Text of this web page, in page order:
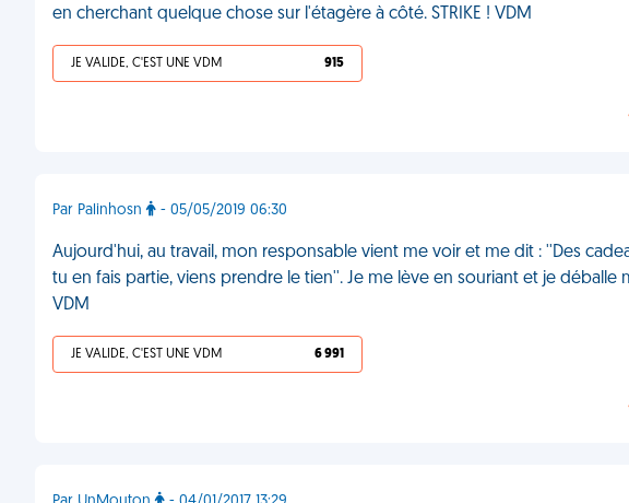
en cherchant quelque chose sur l'étagère à côté. STRIKE ! VDM
JE VALIDE, C'EST UNE VDM 915
Par Palinhosn - 05/05/2019 06:30
Aujourd'hui, au travail, mon responsable vient me voir et me dit : ''Des
tu en fais partie, viens prendre le tien''. Je me lève en souriant et je déballe
VDM
JE VALIDE, C'EST UNE VDM 6 991